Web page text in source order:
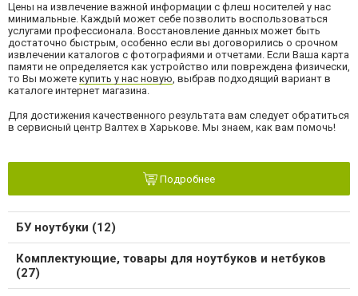
Цены на извлечение важной информации с флеш носителей у нас
минимальные. Каждый может себе позволить воспользоваться
услугами профессионала. Восстановление данных может быть
достаточно быстрым, особенно если вы договорились о срочном
извлечении каталогов с фотографиями и отчетами. Если Ваша карта
памяти не определяется как устройство или повреждена физически,
то Вы можете купить у нас новую, выбрав подходящий вариант в
каталоге интернет магазина.
Для достижения качественного результата вам следует обратиться
в сервисный центр Валтех в Харькове. Мы знаем, как вам помочь!
Подробнее
БУ ноутбуки (12)
Комплектующие, товары для ноутбуков и нетбуков
(27)